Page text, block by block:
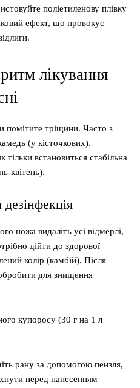
поліетиленову плівку
ефект, що провокує
лікування
помітите тріщини. Часто з
(у кісточкових).
тільки встановиться стабільна
квітень).
ножа видаліть усі відмерлі,
дійти до здорової
колір (камбій). Після
для знищення
купоросу (30 г на 1 л
рану за допомогою пензля,
перед нанесенням